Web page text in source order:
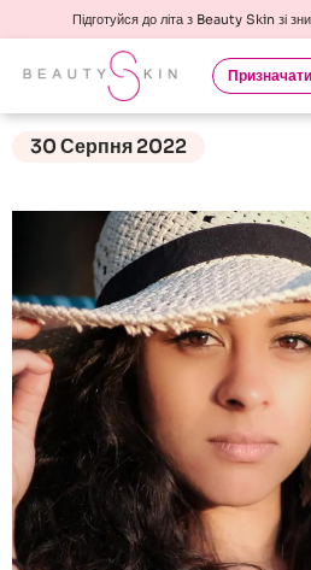
Підготуйся до літа з Beauty Skin зі
30 Серпня 2022